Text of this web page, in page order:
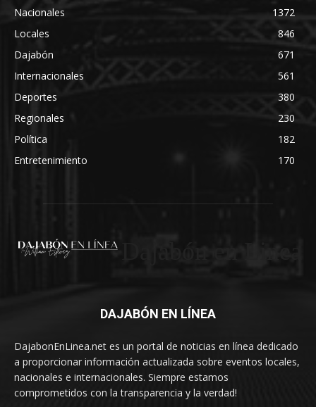
Nacionales
1372
Locales
846
Dajabón
671
Internacionales
561
Deportes
380
Regionales
230
Política
182
Entretenimiento
170
DAJABÓN EN LÍNEA
DajabonEnLinea.net es un portal de noticias en línea dedicado
a proporcionar información actualizada sobre eventos locales,
nacionales e internacionales. Siempre estamos
comprometidos con la transparencia y la verdad!